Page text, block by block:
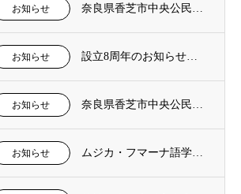
お知らせ 奈良県香芝市中央公民館 社会教育事業 2024年前期 韓国語入門講座を担当
お知らせ 設立8周年のお知らせと新たなる方針について
お知らせ 奈良県香芝市中央公民館 社会教育事業 2023年後期 韓国語入門講座を担当
お知らせ ムジカ・フマーナ語学教室に、『日本語クラス』を新設。